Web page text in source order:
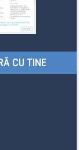
CU TINE